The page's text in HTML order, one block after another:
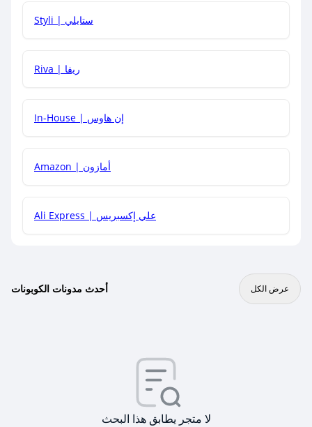
هل يمكنني جمع كود خصم مع العروض الأخرى؟
Styli | ستايلي
Riva | ريفا
In-House | إن هاوس
Amazon | أمازون
Ali Express | علي إكسبريس
أحدث مدونات الكوبونات عرض الكل
لا متجر يطابق هذا البحث